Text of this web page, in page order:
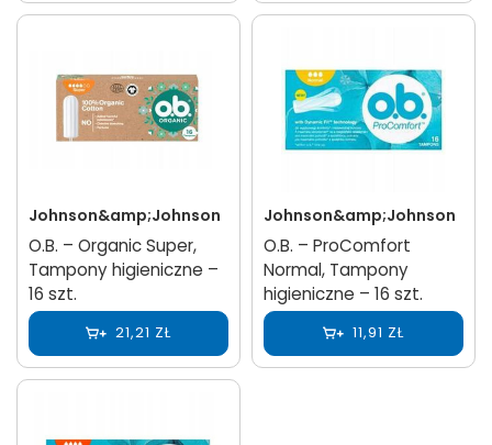
Johnson&amp;Johnson
O.B. – Organic Super,
Tampony higieniczne –
16 szt.
21,21 ZŁ
Johnson&amp;Johnson
O.B. – ProComfort
Normal, Tampony
higieniczne – 16 szt.
11,91 ZŁ